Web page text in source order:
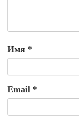
Имя *
Email *